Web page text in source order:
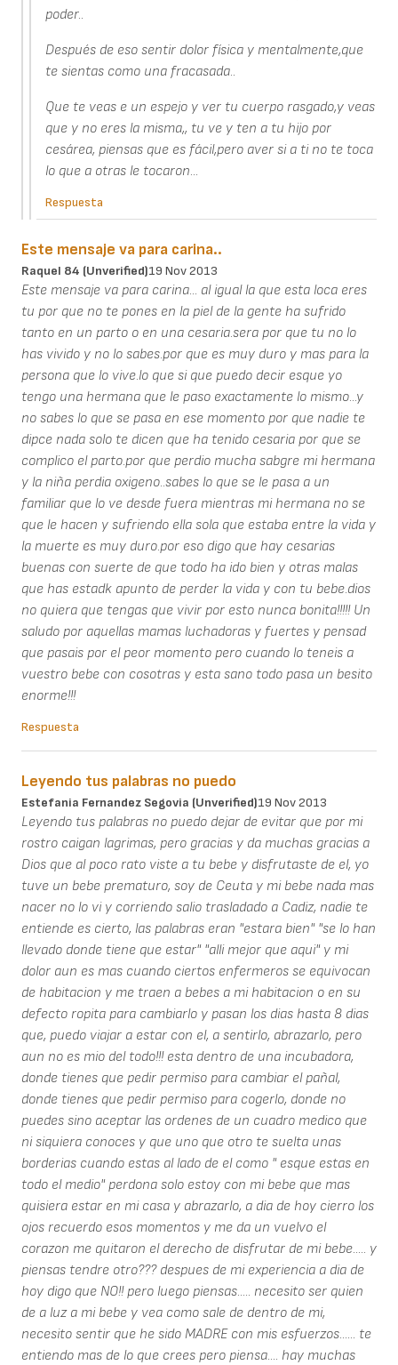
poder..
Después de eso sentir dolor física y mentalmente,que
te sientas como una fracasada..
Que te veas e un espejo y ver tu cuerpo rasgado,y veas
que y no eres la misma,, tu ve y ten a tu hijo por
cesárea, piensas que es fácil,pero aver si a ti no te toca
lo que a otras le tocaron...
Respuesta
Este mensaje va para carina..
Raquel 84 (unverified)19 Nov 2013
Este mensaje va para carina... al igual la que esta loca eres
tu por que no te pones en la piel de la gente ha sufrido
tanto en un parto o en una cesaria.sera por que tu no lo
has vivido y no lo sabes.por que es muy duro y mas para la
persona que lo vive.lo que si que puedo decir esque yo
tengo una hermana que le paso exactamente lo mismo...y
no sabes lo que se pasa en ese momento por que nadie te
dipce nada solo te dicen que ha tenido cesaria por que se
complico el parto.por que perdio mucha sabgre mi hermana
y la niña perdia oxigeno..sabes lo que se le pasa a un
familiar que lo ve desde fuera mientras mi hermana no se
que le hacen y sufriendo ella sola que estaba entre la vida y
la muerte es muy duro.por eso digo que hay cesarias
buenas con suerte de que todo ha ido bien y otras malas
que has estadk apunto de perder la vida y con tu bebe.dios
no quiera que tengas que vivir por esto nunca bonita!!!!! Un
saludo por aquellas mamas luchadoras y fuertes y pensad
que pasais por el peor momento pero cuando lo teneis a
vuestro bebe con cosotras y esta sano todo pasa un besito
enorme!!!
Respuesta
Leyendo tus palabras no puedo
Estefania Fernandez Segovia (unverified)19 Nov 2013
Leyendo tus palabras no puedo dejar de evitar que por mi
rostro caigan lagrimas, pero gracias y da muchas gracias a
Dios que al poco rato viste a tu bebe y disfrutaste de el, yo
tuve un bebe prematuro, soy de Ceuta y mi bebe nada mas
nacer no lo vi y corriendo salio trasladado a Cadiz, nadie te
entiende es cierto, las palabras eran "estara bien" "se lo han
llevado donde tiene que estar" "alli mejor que aqui" y mi
dolor aun es mas cuando ciertos enfermeros se equivocan
de habitacion y me traen a bebes a mi habitacion o en su
defecto ropita para cambiarlo y pasan los dias hasta 8 dias
que, puedo viajar a estar con el, a sentirlo, abrazarlo, pero
aun no es mio del todo!!! esta dentro de una incubadora,
donde tienes que pedir permiso para cambiar el pañal,
donde tienes que pedir permiso para cogerlo, donde no
puedes sino aceptar las ordenes de un cuadro medico que
ni siquiera conoces y que uno que otro te suelta unas
borderias cuando estas al lado de el como " esque estas en
todo el medio" perdona solo estoy con mi bebe que mas
quisiera estar en mi casa y abrazarlo, a dia de hoy cierro los
ojos recuerdo esos momentos y me da un vuelvo el
corazon me quitaron el derecho de disfrutar de mi bebe..... y
piensas tendre otro??? despues de mi experiencia a dia de
hoy digo que NO!! pero luego piensas..... necesito ser quien
de a luz a mi bebe y vea como sale de dentro de mi,
necesito sentir que he sido MADRE con mis esfuerzos...... te
entiendo mas de lo que crees pero piensa.... hay muchas